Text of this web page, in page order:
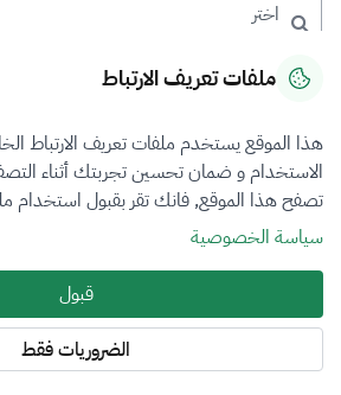
رقم الترخيص
التصنيف
VFR4
فرع التقييم
ملفات تعريف الارتباط
هذا الموقع يستخدم ملفات تعريف الارتباط
الاستخدام و ضمان تحسين تجربتك أثناء
تصفح هذا الموقع, فانك تقر بقبول استخدام
سياسة الخصوصية
قبول
الضروريات فقط